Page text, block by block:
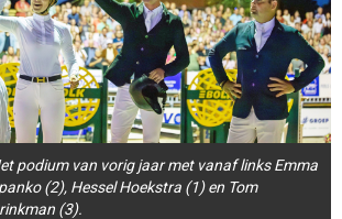
podium van vorig jaar met vanaf links Emma
(2), Hessel Hoekstra (1) en Tom
(3).